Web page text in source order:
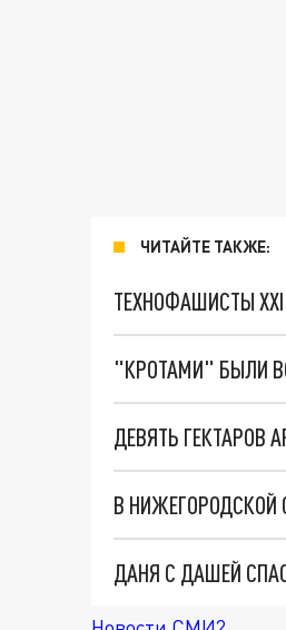
ЧИТАЙТЕ ТАКЖЕ:
ТЕХНОФАШИСТЫ
"КРОТАМИ" БЫЛИ
ДЕВЯТЬ ГЕКТАРОВ
В НИЖЕГОРОДСКОЙ
ДАНЯ С ДАШЕЙ